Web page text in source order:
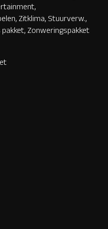
Zitklima, Stuurverw.,
pakket, Zonweringspakket